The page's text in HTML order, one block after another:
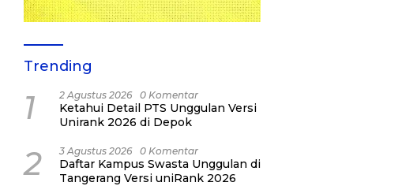
Trending
1 2 Agustus 2026 0 Komentar
Ketahui Detail PTS Unggulan Versi
Unirank 2026 di Depok
2 3 Agustus 2026 0 Komentar
Daftar Kampus Swasta Unggulan di
Tangerang Versi uniRank 2026